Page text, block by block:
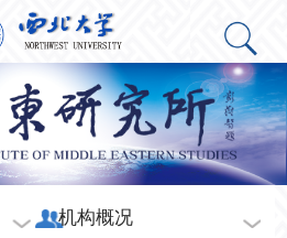
机构概况